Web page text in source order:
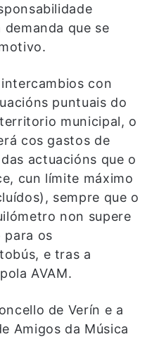
que se
con
puntuais do
municipal, o
cos gastos de
actuacións que o
cun límite máximo
sempre que o
non supere
para os
e tras a
AVAM.
de Verín e a
Amigos da Música